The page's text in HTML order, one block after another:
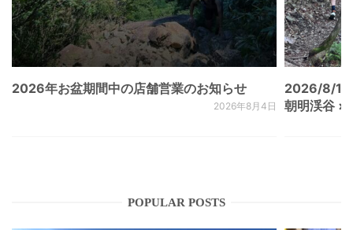
2026年お盆期間中の店舗営業のお知らせ
2026年8月4日
2026/8/
朝明渓谷 ×
POPULAR POSTS